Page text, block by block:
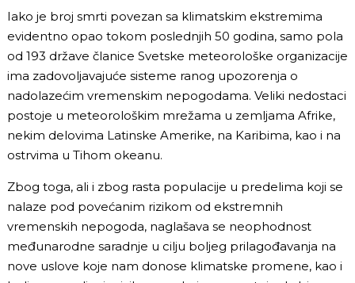
Iako je broj smrti povezan sa klimatskim ekstremima
evidentno opao tokom poslednjih 50 godina, samo pola
od 193 države članice Svetske meteorološke organizacije
ima zadovoljavajuće sisteme ranog upozorenja o
nadolazećim vremenskim nepogodama. Veliki nedostaci
postoje u meteorološkim mrežama u zemljama Afrike,
nekim delovima Latinske Amerike, na Karibima, kao i na
ostrvima u Tihom okeanu.
Zbog toga, ali i zbog rasta populacije u predelima koji se
nalaze pod povećanim rizikom od ekstremnih
vremenskih nepogoda, naglašava se neophodnost
međunarodne saradnje u cilju boljeg prilagođavanja na
nove uslove koje nam donose klimatske promene, kao i